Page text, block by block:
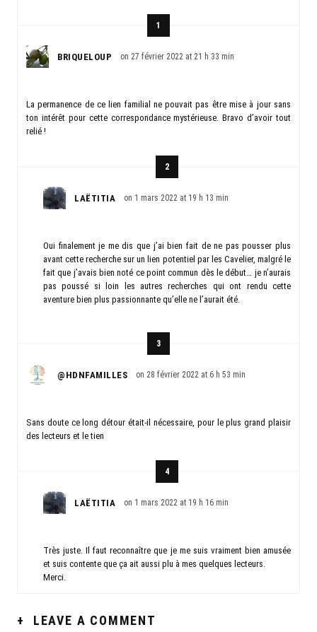
1
BRIQUELOUP on 27 février 2022 at 21 h 33 min
La permanence de ce lien familial ne pouvait pas être mise à jour sans
ton intérêt pour cette correspondance mystérieuse. Bravo d’avoir tout
relié !
2
LAËTITIA on 1 mars 2022 at 19 h 13 min
Oui finalement je me dis que j’ai bien fait de ne pas pousser plus
avant cette recherche sur un lien potentiel par les Cavelier, malgré le
fait que j’avais bien noté ce point commun dès le début… je n’aurais
pas poussé si loin les autres recherches qui ont rendu cette
aventure bien plus passionnante qu’elle ne l’aurait été.
3
@HDNFAMILLES on 28 février 2022 at 6 h 53 min
Sans doute ce long détour était-il nécessaire, pour le plus grand plaisir
des lecteurs et le tien
4
LAËTITIA on 1 mars 2022 at 19 h 16 min
Très juste. Il faut reconnaître que je me suis vraiment bien amusée
et suis contente que ça ait aussi plu à mes quelques lecteurs.
Merci.
+ LEAVE A COMMENT